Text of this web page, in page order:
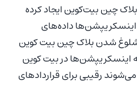
چین بیت‌کوین ایجاد کرده
اینسکریپشن‌ها داده‌های
شدن بلاک چین بیت کوین
اینسکریپشن‌ها در بیت کوین
رقیبی برای قراردادهای